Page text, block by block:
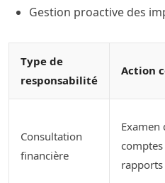
Gestion proactive des
Type de
responsabilité
Action
Consultation
financière
Examen
rapports